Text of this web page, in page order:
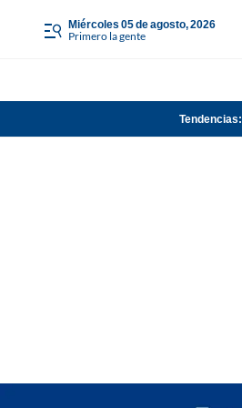
miércoles 05 de agosto, 2026
Primero la gente
Tendencias: